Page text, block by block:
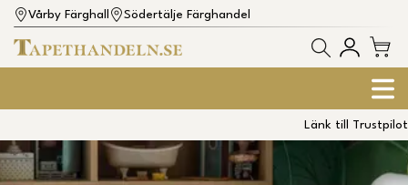
Vårby Färghall Södertälje Färghandel
Länk till Trustpilot